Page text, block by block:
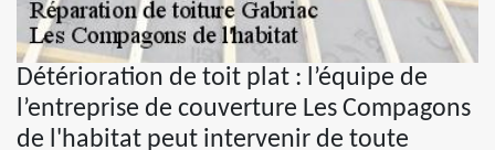
Détérioration de toit plat : l’équipe de
l’entreprise de couverture Les Compagons
de l'habitat peut intervenir de toute